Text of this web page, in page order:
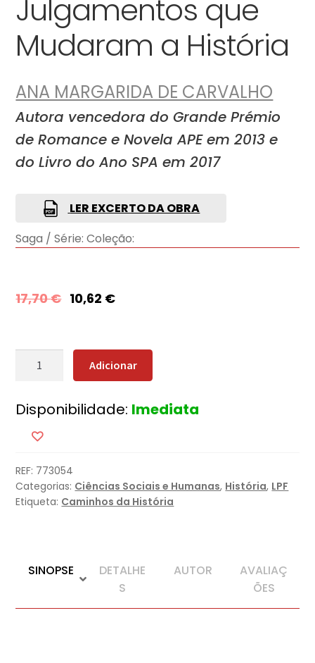
Julgamentos que
Mudaram a História
ANA MARGARIDA DE CARVALHO
Autora vencedora do Grande Prémio
de Romance e Novela APE em 2013 e
do Livro do Ano SPA em 2017
LER EXCERTO DA OBRA
Saga / Série: Coleção:
17,70€ 10,62 €
Quantidade
que
Mudaram
História
Adicionar
Disponibilidade: Imediata
REF: 773054
Categorias: Ciências Sociais e Humanas, História, LPF
Etiqueta: Caminhos da História
SINOPSE
DETALHE
S
AUTOR
AVALIAÇ
ÕES